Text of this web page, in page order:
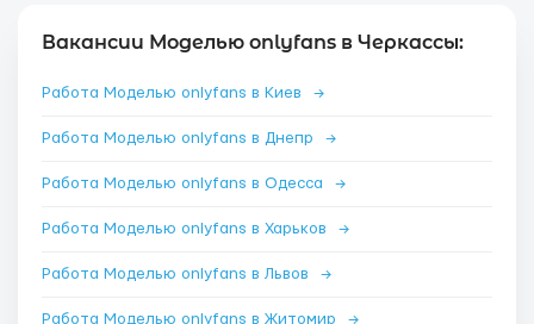
Вакансии Моделью onlyfans в Черкассы:
Работа Моделью onlyfans в Киев →
Работа Моделью onlyfans в Днепр →
Работа Моделью onlyfans в Одесса →
Работа Моделью onlyfans в Харьков →
Работа Моделью onlyfans в Львов →
Работа Моделью onlyfans в Житомир →